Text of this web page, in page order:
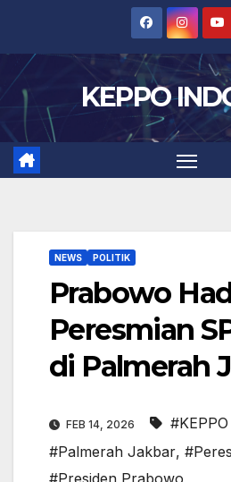
content
KEPPO
NEWS POLITIK
Prabowo
Peresmian
di Palmerah
FEB 14, 2026
#Palmerah Jakbar,